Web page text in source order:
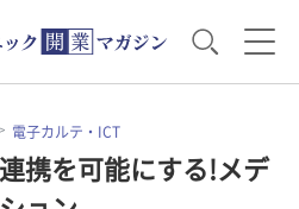
運営・経営のポイント
電子カルテ・ICT
携を可能にする!メデ